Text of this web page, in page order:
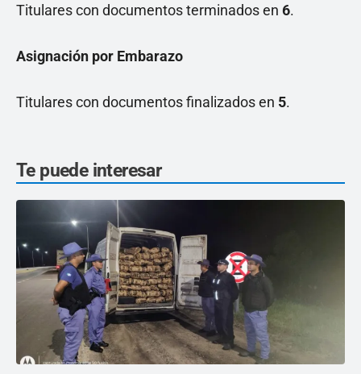
Titulares con documentos terminados en 6.
Asignación por Embarazo
Titulares con documentos finalizados en 5.
Te puede interesar